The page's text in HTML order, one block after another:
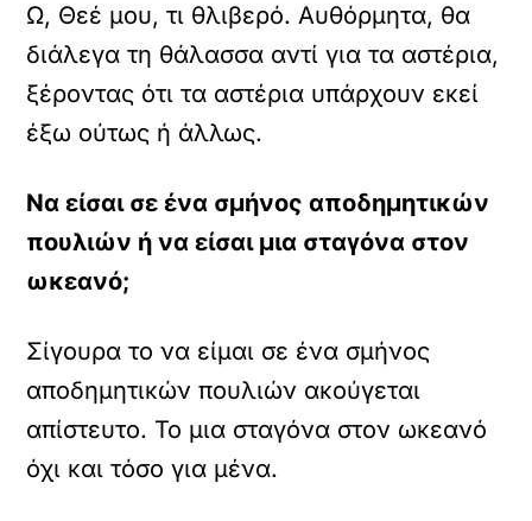
Ω, Θεέ μου, τι θλιβερό. Αυθόρμητα, θα
διάλεγα τη θάλασσα αντί για τα αστέρια,
ξέροντας ότι τα αστέρια υπάρχουν εκεί
έξω ούτως ή άλλως.
Να είσαι σε ένα σμήνος αποδημητικών
πουλιών ή να είσαι μια σταγόνα στον
ωκεανό;
Σίγουρα το να είμαι σε ένα σμήνος
αποδημητικών πουλιών ακούγεται
απίστευτο. Το μια σταγόνα στον ωκεανό
όχι και τόσο για μένα.